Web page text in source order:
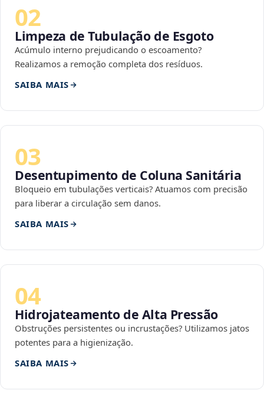
02
Limpeza de Tubulação de Esgoto
Acúmulo interno prejudicando o escoamento?
Realizamos a remoção completa dos resíduos.
SAIBA MAIS
03
Desentupimento de Coluna Sanitária
Bloqueio em tubulações verticais? Atuamos com precisão
para liberar a circulação sem danos.
SAIBA MAIS
04
Hidrojateamento de Alta Pressão
Obstruções persistentes ou incrustações? Utilizamos jatos
potentes para a higienização.
SAIBA MAIS